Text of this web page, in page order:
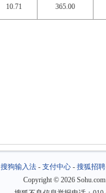
10.71 365.00
搜狗输入法- 支付中心- 搜狐招聘
Copyright © 2026